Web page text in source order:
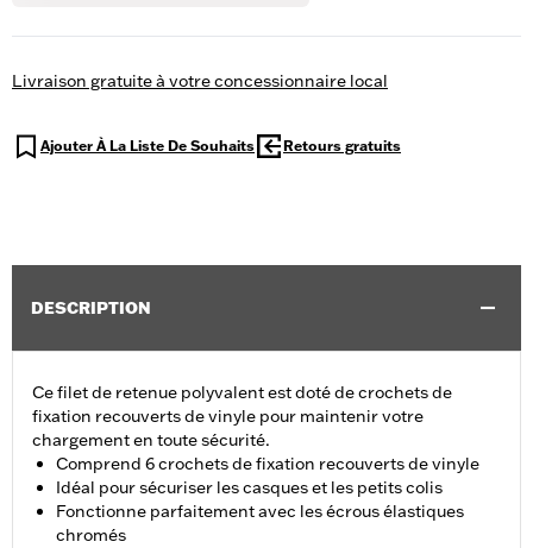
Livraison gratuite à votre concessionnaire local
Ajouter À La Liste De Souhaits Retours gratuits
DESCRIPTION
Ce filet de retenue polyvalent est doté de crochets de
fixation recouverts de vinyle pour maintenir votre
chargement en toute sécurité.
Comprend 6 crochets de fixation recouverts de vinyle
Idéal pour sécuriser les casques et les petits colis
Fonctionne parfaitement avec les écrous élastiques
chromés